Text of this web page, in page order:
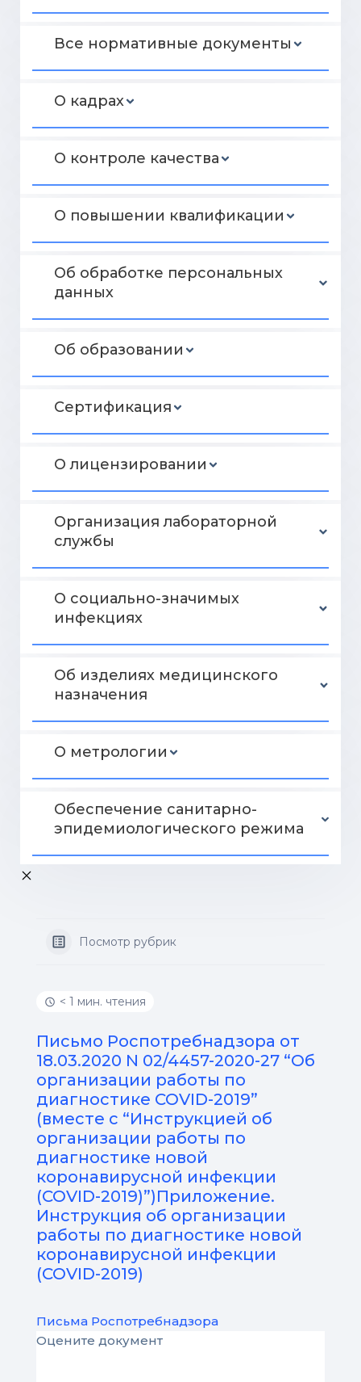
Все нормативные документы
О кадрах
О контроле качества
О повышении квалификации
Об обработке персональных
данных
Об образовании
Сертификация
О лицензировании
Организация лабораторной
службы
О социально-значимых
инфекциях
Об изделиях медицинского
назначения
О метрологии
Обеспечение санитарно-
эпидемиологического режима
Посмотр рубрик
< 1 мин. чтения
Письмо Роспотребнадзора от
18.03.2020 N 02/4457-2020-27 “Об
организации работы по
диагностике COVID-2019”
(вместе с “Инструкцией об
организации работы по
диагностике новой
коронавирусной инфекции
(COVID-2019)”)Приложение.
Инструкция об организации
работы по диагностике новой
коронавирусной инфекции
(COVID-2019)
Письма Роспотребнадзора
Оцените документ